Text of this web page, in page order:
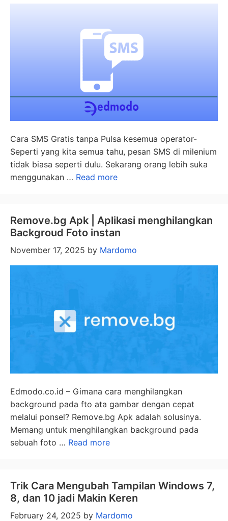
Cara SMS Gratis tanpa Pulsa kesemua operator-
Seperti yang kita semua tahu, pesan SMS di milenium
tidak biasa seperti dulu. Sekarang orang lebih suka
menggunakan … Read more
Remove.bg Apk | Aplikasi menghilangkan
Backgroud Foto instan
November 17, 2025 by Mardomo
Edmodo.co.id – Gimana cara menghilangkan
background pada fto ata gambar dengan cepat
melalui ponsel? Remove.bg Apk adalah solusinya.
Memang untuk menghilangkan background pada
sebuah foto … Read more
Trik Cara Mengubah Tampilan Windows 7,
8, dan 10 jadi Makin Keren
February 24, 2025 by Mardomo